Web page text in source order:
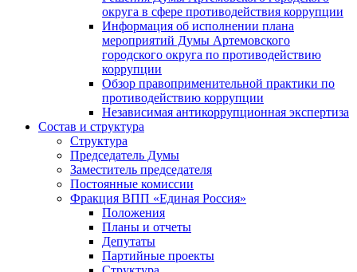
округа в сфере противодействия коррупции
Информация об исполнении плана
мероприятий Думы Артемовского
городского округа по противодействию
коррупции
Обзор правоприменительной практики по
противодействию коррупции
Независимая антикоррупционная экспертиза
Состав и структура
Структура
Председатель Думы
Заместитель председателя
Постоянные комиссии
Фракция ВПП «Единая Россия»
Положения
Планы и отчеты
Депутаты
Партийные проекты